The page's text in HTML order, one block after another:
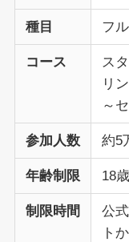
種目 フ
コース
ス
リ
～
参加人数 約5
年齢制限 18
制限時間
公
ト